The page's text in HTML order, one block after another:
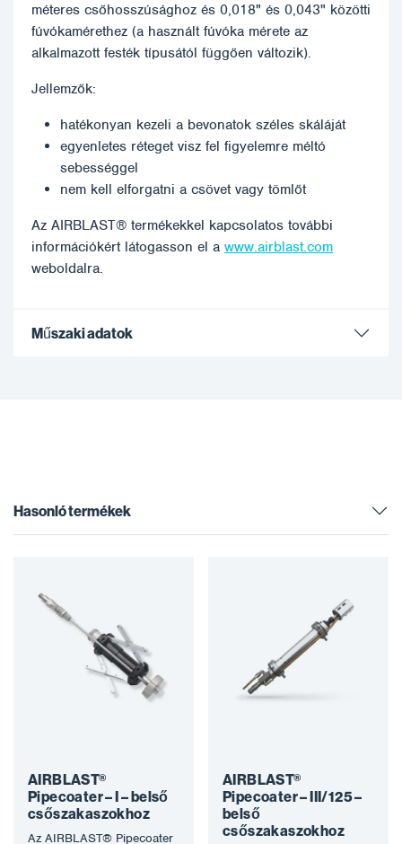
méteres csőhosszúsághoz és 0,018" és 0,043" közötti
fúvókamérethez (a használt fúvóka mérete az
alkalmazott festék típusától függően változik).
Jellemzők:
hatékonyan kezeli a bevonatok széles skáláját
egyenletes réteget visz fel figyelemre méltó
sebességgel
nem kell elforgatni a csövet vagy tömlőt
Az AIRBLAST® termékekkel kapcsolatos további
információkért látogasson el a www.airblast.com
weboldalra.
Műszaki adatok
Hasonló termékek
AIRBLAST®
Pipecoater – I – belső
csőszakaszokhoz
Az AIRBLAST® Pipecoater
AIRBLAST®
Pipecoater – III/125 –
belső
csőszakaszokhoz